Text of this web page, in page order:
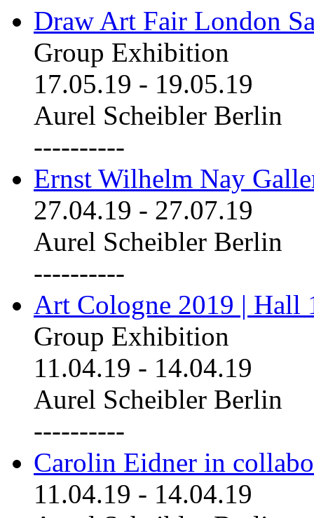
Draw Art Fair London
Group Exhibition
17.05.19 - 19.05.19
Aurel Scheibler Berlin
----------
Ernst Wilhelm Nay
27.04.19 - 27.07.19
Aurel Scheibler Berlin
----------
Art Cologne 2019 | Hall
Group Exhibition
11.04.19 - 14.04.19
Aurel Scheibler Berlin
----------
Carolin Eidner in
11.04.19 - 14.04.19